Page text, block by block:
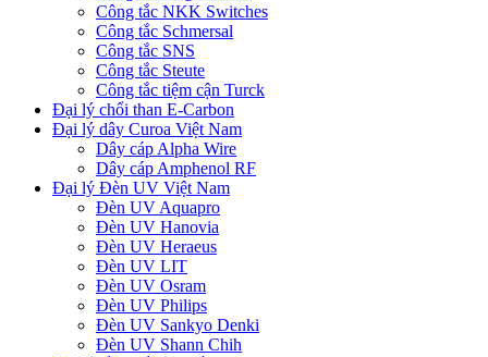
Công tắc NKK Switches
Công tắc Schmersal
Công tắc SNS
Công tắc Steute
Công tắc tiệm cận Turck
Đại lý chổi than E-Carbon
Đại lý dây Curoa Việt Nam
Dây cáp Alpha Wire
Dây cáp Amphenol RF
Đại lý Đèn UV Việt Nam
Đèn UV Aquapro
Đèn UV Hanovia
Đèn UV Heraeus
Đèn UV LIT
Đèn UV Osram
Đèn UV Philips
Đèn UV Sankyo Denki
Đèn UV Shann Chih